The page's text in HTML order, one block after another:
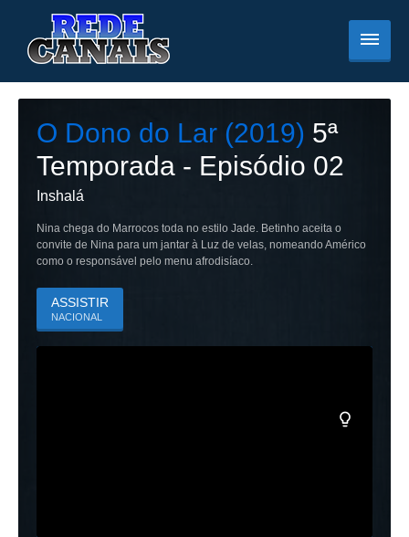
O Dono do Lar (2019) 5ª
Temporada - Episódio 02
Inshalá
Nina chega do Marrocos toda no estilo Jade. Betinho aceita o
convite de Nina para um jantar à Luz de velas, nomeando Américo
como o responsável pelo menu afrodisíaco.
ASSISTIR
NACIONAL